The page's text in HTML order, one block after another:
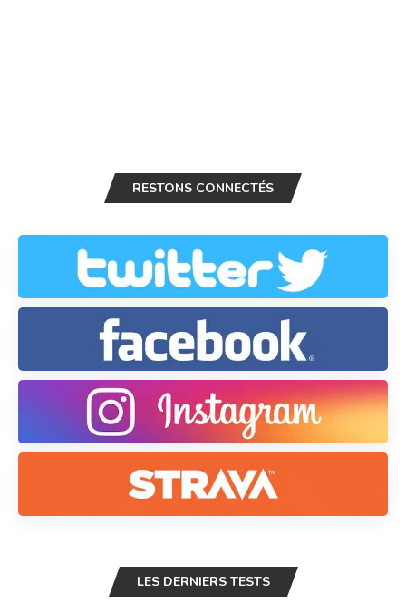
RESTONS CONNECTÉS
LES DERNIERS TESTS